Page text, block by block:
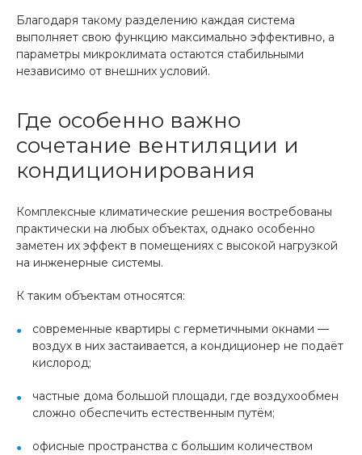
Благодаря такому разделению каждая система
выполняет свою функцию максимально эффективно, а
параметры микроклимата остаются стабильными
независимо от внешних условий.
Где особенно важно
сочетание вентиляции и
кондиционирования
Комплексные климатические решения востребованы
практически на любых объектах, однако особенно
заметен их эффект в помещениях с высокой нагрузкой
на инженерные системы.
К таким объектам относятся:
современные квартиры с герметичными окнами —
воздух в них застаивается, а кондиционер не подаёт
кислород;
частные дома большой площади, где воздухообмен
сложно обеспечить естественным путём;
офисные пространства с большим количеством